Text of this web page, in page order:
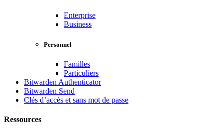
Enterprise
Business
Personnel
Familles
Particuliers
Bitwarden Authenticator
Bitwarden Send
Clés d’accès et sans mot de passe
Ressources